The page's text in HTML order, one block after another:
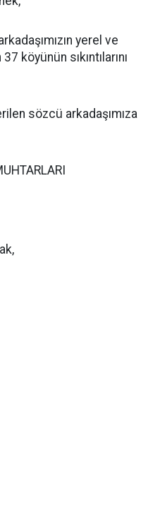
yerel ve
köyünün sıkıntılarını
sözcü arkadaşımıza